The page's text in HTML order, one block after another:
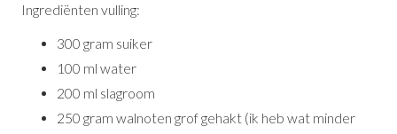
Ingrediënten vulling:
300 gram suiker
100 ml water
200 ml slagroom
250 gram walnoten grof gehakt (ik heb wat minder